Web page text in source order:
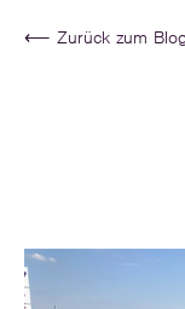
⟵ Zurück zum